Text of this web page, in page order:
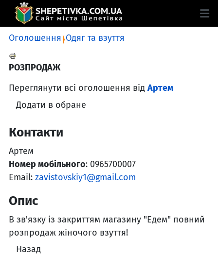
Оголошення Одяг та взуття
РОЗПРОДАЖ
Переглянути всі оголошення відАртем
Додати в обране
Контакти
Артем
Номер мобільного: 0965700007
Email: zavistovskiy1@gmail.com
Опис
В зв'язку із закриттям магазину "Едем" повний
розпродаж жіночого взуття!
Назад